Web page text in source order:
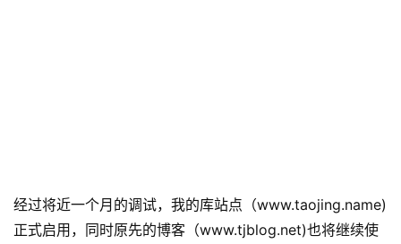
经过将近一个月的调试，我的库站点（www.taojing.name)
正式启用，同时原先的博客（www.tjblog.net)也将继续使